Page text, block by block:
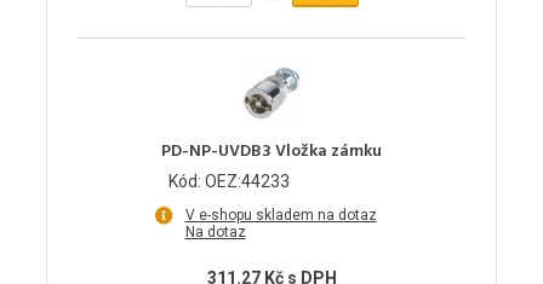
PD-NP-UVDB3 Vložka zámku
Kód: OEZ:44233
V e-shopu skladem na dotaz
Na dotaz
311.27 Kč s DPH